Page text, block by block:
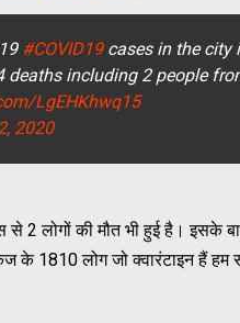
#COVID19cases in the city
deaths including 2 people
LgEHKhwq15
2020
से 2 लोगों की मौत भी हुई है। इसके
के 1810 लोग जो क्वारंटाइन हैं